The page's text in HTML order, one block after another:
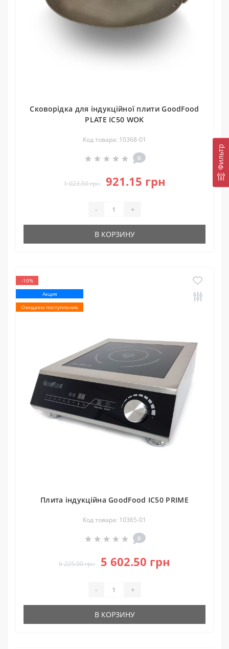
Фильтр
Сковорідка для індукційної плити GoodFood
PLATE IC50 WOK
Код товара: 10368-01
0
1 023.50 грн 921.15 грн
- +
В КОРЗИНУ
-10%
Акция
Ожидаем поступление
Плита індукційна GoodFood IC50 PRIME
Код товара: 10365-01
0
6 225.00 грн 5 602.50 грн
- +
В КОРЗИНУ